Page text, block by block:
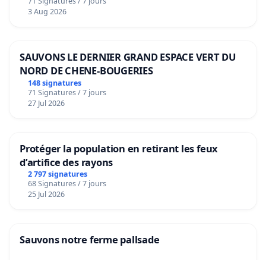
Voor
3 Aug 2026
SAUVONS LE DERNIER GRAND ESPACE VERT DU
NORD DE CHENE-BOUGERIES
148 signatures
71 Signatures / 7 jours
27 Jul 2026
Protéger la population en retirant les feux
d’artifice des rayons
2 797 signatures
68 Signatures / 7 jours
25 Jul 2026
Sauvons notre ferme pallsade